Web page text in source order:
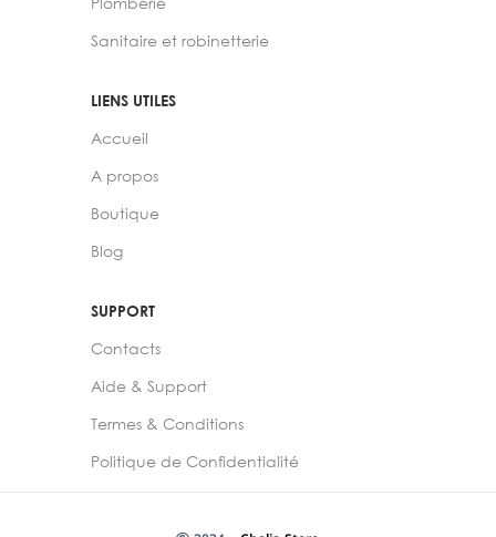
Sanitaire et robinetterie
LIENS UTILES
Accueil
A propos
Boutique
Blog
SUPPORT
Contacts
Aide & Support
Termes & Conditions
Politique de Confidentialité